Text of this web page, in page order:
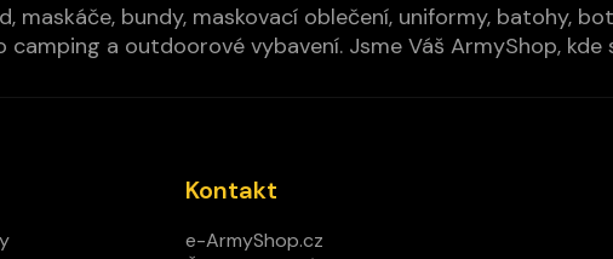
bundy, maskovací oblečení, uniformy, batohy,
camping a outdoorové vybavení. Jsme Váš ArmyShop, kde
Kontakt
e-ArmyShop.cz